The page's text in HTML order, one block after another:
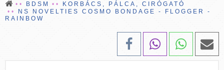
BDSM
KORBÁCS, PÁLCA, CIRÓGATÓ
NS NOVELTIES COSMO BONDAGE - FLOGGER -
RAINBOW